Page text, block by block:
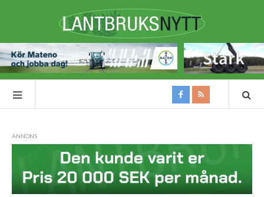
ANNONS